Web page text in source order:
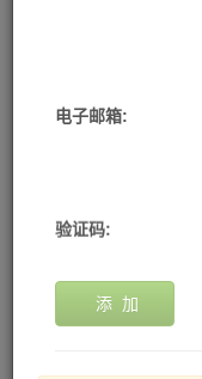
电子邮箱:
验证码:
添 加